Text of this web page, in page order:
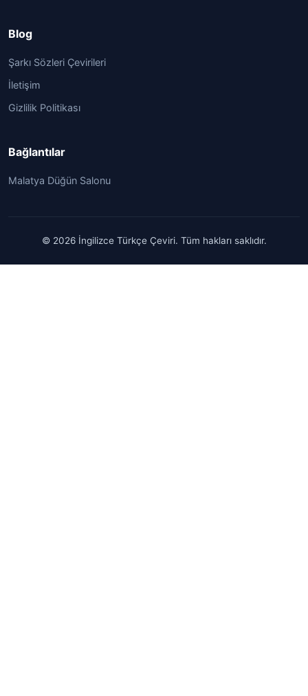
Blog
Şarkı Sözleri Çevirileri
İletişim
Gizlilik Politikası
Bağlantılar
Malatya Düğün Salonu
© 2026 İngilizce Türkçe Çeviri. Tüm hakları saklıdır.